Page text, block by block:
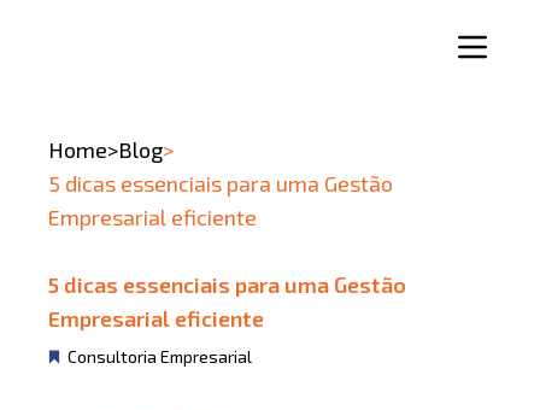
Home>Blog>
5 dicas essenciais para uma Gestão
Empresarial eficiente
5 dicas essenciais para uma Gestão
Empresarial eficiente
Consultoria Empresarial